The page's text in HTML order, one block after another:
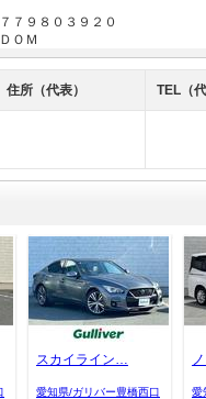
７９８０３９２０
ＯＭ
住所（代表） TEL（代
スカイライン…
愛知県/ガリバー豊橋西口
愛